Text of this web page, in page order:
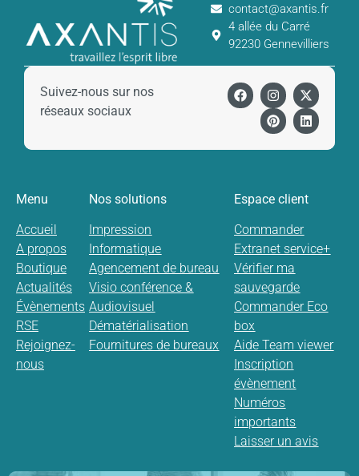
contact@axantis.fr
4 allée du Carré
92230 Gennevilliers
Suivez-nous sur nos
réseaux sociaux
Menu
Accueil
A propos
Boutique
Actualités
Évènements
RSE
Rejoignez-
nous
Nos solutions
Impression
Informatique
Agencement de bureau
Visio conférence &
Audiovisuel
Dématérialisation
Fournitures de bureaux
Espace client
Commander
Extranet service+
Vérifier ma
sauvegarde
Commander Eco
box
Aide Team viewer
Inscription
évènement
Numéros
importants
Laisser un avis